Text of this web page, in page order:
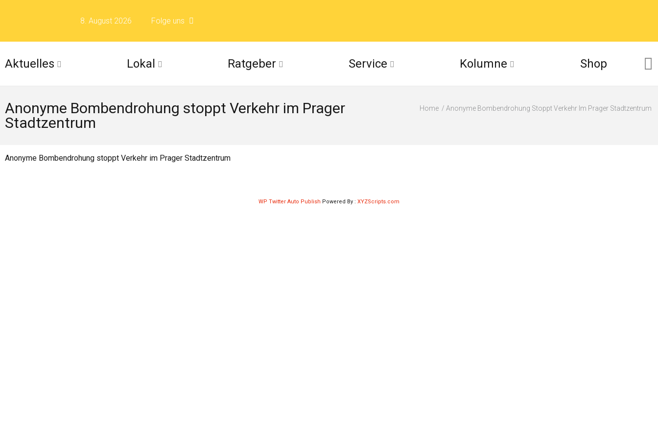
8. August 2026 Folge uns
Folge uns auf Flickr
Aktuelles Lokal Ratgeber Service Kolumne Shop
Anonyme Bombendrohung stoppt Verkehr im Prager
Stadtzentrum
Home Anonyme Bombendrohung Stoppt Verkehr Im Prager Stadtzentrum
Anonyme Bombendrohung stoppt Verkehr im Prager Stadtzentrum
WP Twitter Auto Publish Powered By : XYZScripts.com